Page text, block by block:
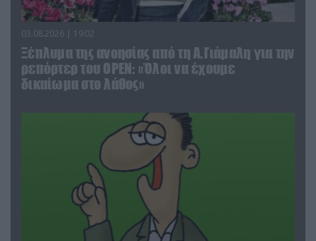
03.08.2026 | 19:02
Ξέπλυμα της ανοησίας από τη Α.Γιάμαλη για την
ρεπόρτερ του ΟΡΕΝ: «Όλοι να έχουμε
δικαίωμα στο λάθος»